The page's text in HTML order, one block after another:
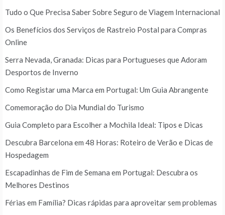
Tudo o Que Precisa Saber Sobre Seguro de Viagem Internacional
Os Benefícios dos Serviços de Rastreio Postal para Compras
Online
Serra Nevada, Granada: Dicas para Portugueses que Adoram
Desportos de Inverno
Como Registar uma Marca em Portugal: Um Guia Abrangente
Comemoração do Dia Mundial do Turismo
Guia Completo para Escolher a Mochila Ideal: Tipos e Dicas
Descubra Barcelona em 48 Horas: Roteiro de Verão e Dicas de
Hospedagem
Escapadinhas de Fim de Semana em Portugal: Descubra os
Melhores Destinos
Férias em Família? Dicas rápidas para aproveitar sem problemas